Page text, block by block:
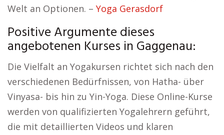
Welt an Optionen. – Yoga Gerasdorf
Positive Argumente dieses
angebotenen Kurses in Gaggenau:
Die Vielfalt an Yogakursen richtet sich nach den
verschiedenen Bedürfnissen, von Hatha- über
Vinyasa- bis hin zu Yin-Yoga. Diese Online-Kurse
werden von qualifizierten Yogalehrern geführt,
die mit detaillierten Videos und klaren